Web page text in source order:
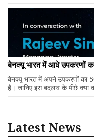
बेनक्यू भारत में आधे उपकरणों का
बेनक्यू भारत में अपने उपकरणों का
है। जानिए इस बदलाव के पीछे क्या
Latest News